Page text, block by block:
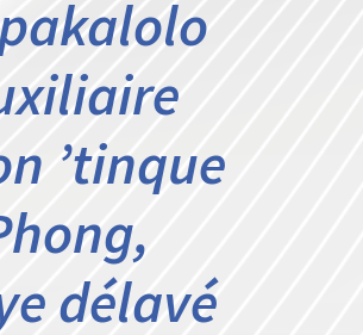
’tinque
délavé